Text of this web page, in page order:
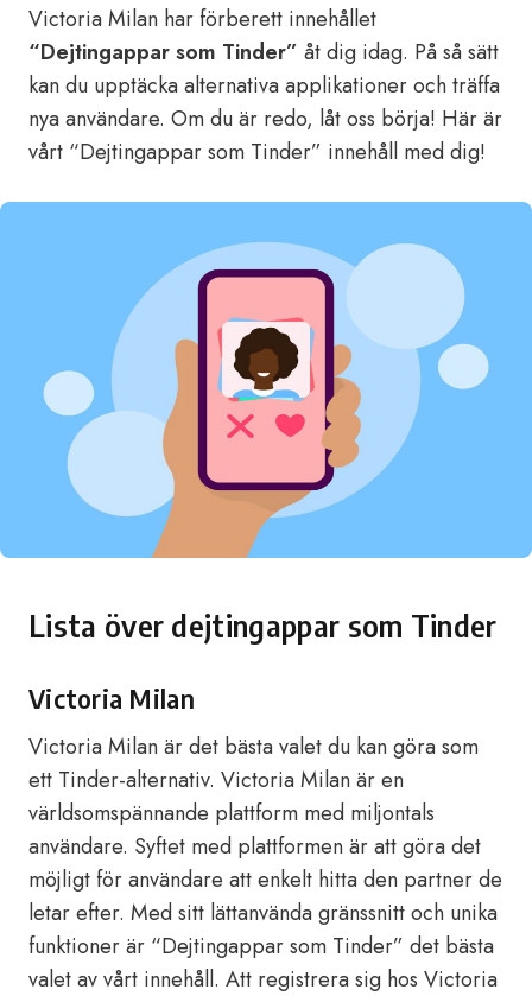
Victoria Milan har förberett innehållet
“Dejtingappar som Tinder” åt dig idag. På så sätt
kan du upptäcka alternativa applikationer och träffa
nya användare. Om du är redo, låt oss börja! Här är
vårt “Dejtingappar som Tinder” innehåll med dig!
Lista över dejtingappar som Tinder
Victoria Milan
Victoria Milan är det bästa valet du kan göra som
ett Tinder-alternativ. Victoria Milan är en
världsomspännande plattform med miljontals
användare. Syftet med plattformen är att göra det
möjligt för användare att enkelt hitta den partner de
letar efter. Med sitt lättanvända gränssnitt och unika
funktioner är “Dejtingappar som Tinder” det bästa
valet av vårt innehåll. Att registrera sig hos Victoria